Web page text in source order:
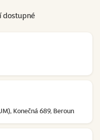
dostupné
Konečná 689, Beroun